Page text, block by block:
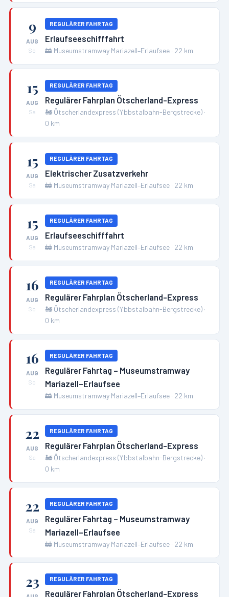
9
AUG
So
REGULÄRER FAHRTAG
Erlaufseeschifffahrt
🚋 Museumstramway Mariazell–Erlaufsee · 22 km
15
AUG
Sa
REGULÄRER FAHRTAG
Regulärer Fahrplan Ötscherland-Express
🚂 Ötscherlandexpress (Ybbstalbahn-Bergstrecke) ·
0 km
15
AUG
Sa
REGULÄRER FAHRTAG
Elektrischer Zusatzverkehr
🚋 Museumstramway Mariazell–Erlaufsee · 22 km
15
AUG
Sa
REGULÄRER FAHRTAG
Erlaufseeschifffahrt
🚋 Museumstramway Mariazell–Erlaufsee · 22 km
16
AUG
So
REGULÄRER FAHRTAG
Regulärer Fahrplan Ötscherland-Express
🚂 Ötscherlandexpress (Ybbstalbahn-Bergstrecke) ·
0 km
16
AUG
So
REGULÄRER FAHRTAG
Regulärer Fahrtag – Museumstramway
Mariazell–Erlaufsee
🚋 Museumstramway Mariazell–Erlaufsee · 22 km
22
AUG
Sa
REGULÄRER FAHRTAG
Regulärer Fahrplan Ötscherland-Express
🚂 Ötscherlandexpress (Ybbstalbahn-Bergstrecke) ·
0 km
22
AUG
Sa
REGULÄRER FAHRTAG
Regulärer Fahrtag – Museumstramway
Mariazell–Erlaufsee
🚋 Museumstramway Mariazell–Erlaufsee · 22 km
23 REGULÄRER FAHRTAG
Regulärer Fahrplan Ötscherland-Express